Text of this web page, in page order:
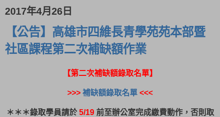
2017年4月26日
【公告】高雄市四維長青學苑苑本部暨
社區課程第二次補缺額作業
【第二次補缺額錄取名單】
>>> 補缺額錄取名單 <<<
＊＊＊錄取學員請於 5/19 前至辦公室完成繳費動作，否則取